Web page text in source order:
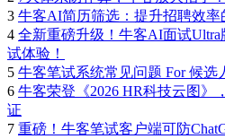
3 牛客AI简历筛选：提升招聘效率
4 全新重磅升级！牛客AI面试
试体验！
5 牛客笔试系统常见问题 For 候选
6 牛客荣登《2026 HR科技云图》
证
7 重磅！牛客笔试客户端可防